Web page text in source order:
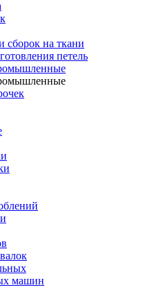
сборок на ткани
петель
машин